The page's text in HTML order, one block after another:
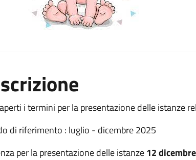
i termini per la presentazione delle istanze
di riferimento : luglio - dicembre 2025
per la presentazione delle istanze12